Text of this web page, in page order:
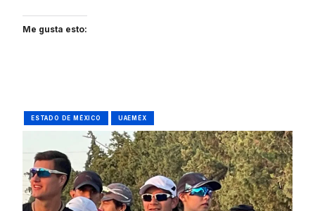
Me gusta esto:
ESTADO DE MÉXICO UAEMÉX